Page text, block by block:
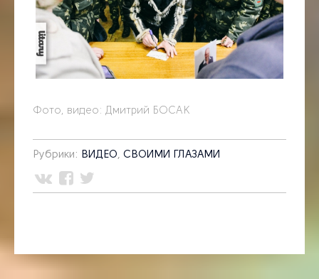
Фото, видео: Дмитрий БОСАК
Рубрики: ВИДЕО ,СВОИМИ ГЛАЗАМИ